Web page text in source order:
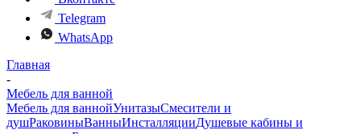
Telegram
WhatsApp
Главная
-
Мебель для ванной
Мебель для ваннойУнитазыСмесители и
душРаковиныВанныИнсталляцииДушевые кабины и